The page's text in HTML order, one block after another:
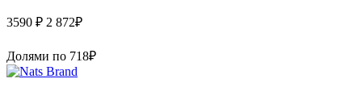
3590 ₽ 2 872₽
Долями по 718₽